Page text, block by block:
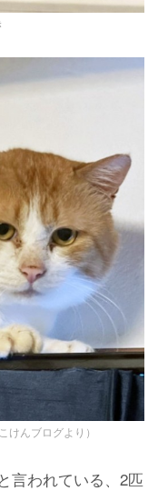
けんブログより）
言われている、2匹